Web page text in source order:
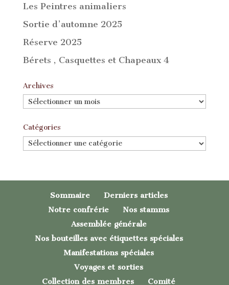
Les Peintres animaliers
Sortie d’automne 2025
Réserve 2025
Bérets , Casquettes et Chapeaux 4
Archives
Archives
Catégories
Catégories
Sommaire
Derniers articles
Notre confrérie
Nos stamms
Assemblée générale
Nos bouteilles avec étiquettes spéciales
Manifestations spéciales
Voyages et sorties
Collection des membres
Comité